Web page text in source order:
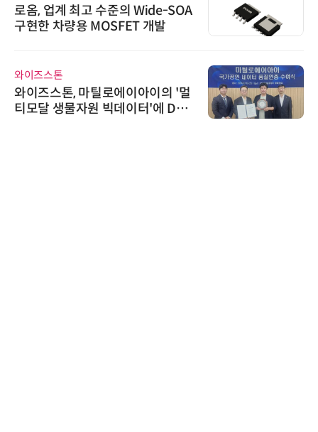
시놀로지, 1U 백업 어플라이언스
DP5200 출시
다래전략사업화센터
다래전략사업화센터, 'BIO USA 2
026'서 글로벌 빅파마와의 비즈니